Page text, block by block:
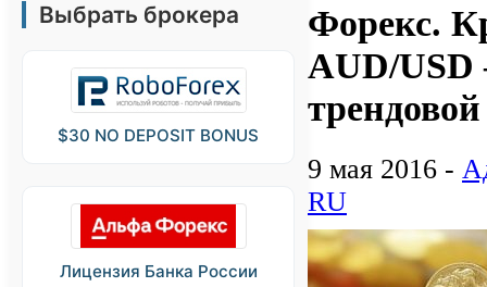
Выбрать брокера
$30 NO DEPOSIT BONUS
Лицензия Банка России
Форекс.
AUD/USD
9 мая 2016 -
RU